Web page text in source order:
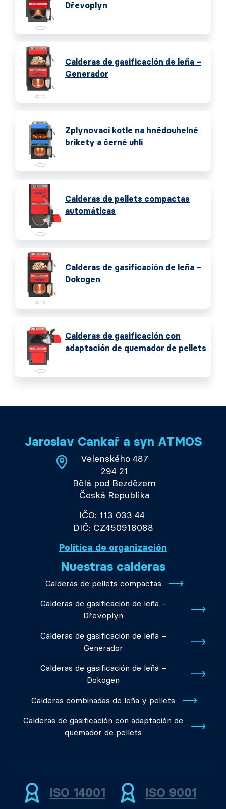
Dřevoplyn
Calderas de gasificación de leña –
Generador
Zplynovací kotle na hnědouhelné
brikety a černé uhlí
Calderas de pellets compactas
automáticas
Calderas de gasificación de leña –
Dokogen
Calderas de gasificación con
adaptación de quemador de pellets
Jaroslav Cankař a syn ATMOS
Velenského 487
294 21
Bělá pod Bezdězem
Česká Republika
IČO: 113 033 44
DIČ: CZ450918088
Política de organización
Nuestras calderas
Calderas de pellets compactas
Calderas de gasificación de leña –
Dřevoplyn
Calderas de gasificación de leña –
Generador
Calderas de gasificación de leña –
Dokogen
Calderas combinadas de leña y pellets
Calderas de gasificación con adaptación de
quemador de pellets
ISO 14001 ISO 9001